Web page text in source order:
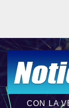
CON LA